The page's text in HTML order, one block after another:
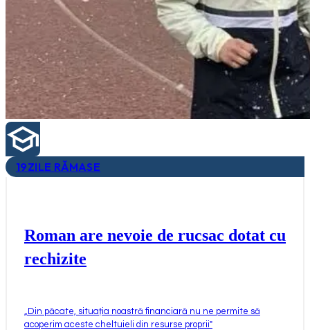
19ZILE RĂMASE
Roman are nevoie de rucsac dotat cu
rechizite
Din păcate, situația noastră financiară nu ne permite să
acoperim aceste cheltuieli din resurse proprii"